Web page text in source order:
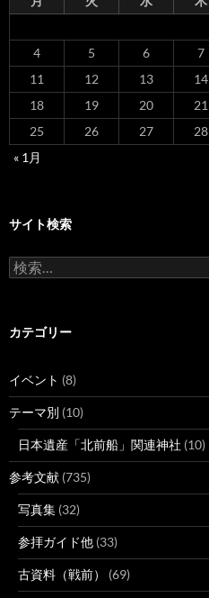
4
5 6 7
11
12 13 14
18
19 20 21
25
26 27
28
« 1月
サイト検索
検
索:
カテゴリー
イベント (8)
テーマ別 (10)
日本遺産「北前船」関連神社 (10)
参考文献 (735)
写真集 (32)
参拝ガイド他 (33)
古資料（戦前） (69)